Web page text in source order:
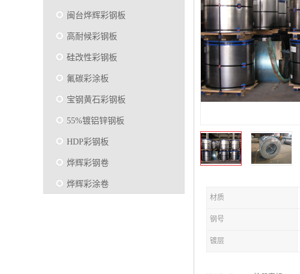
闽台烨辉彩钢板
高耐候彩钢板
硅改性彩钢板
氟碳彩涂板
宝钢黄石彩钢板
55%镀铝锌钢板
HDP彩钢板
烨辉彩钢卷
烨辉彩涂卷
材质
钢号
镀层